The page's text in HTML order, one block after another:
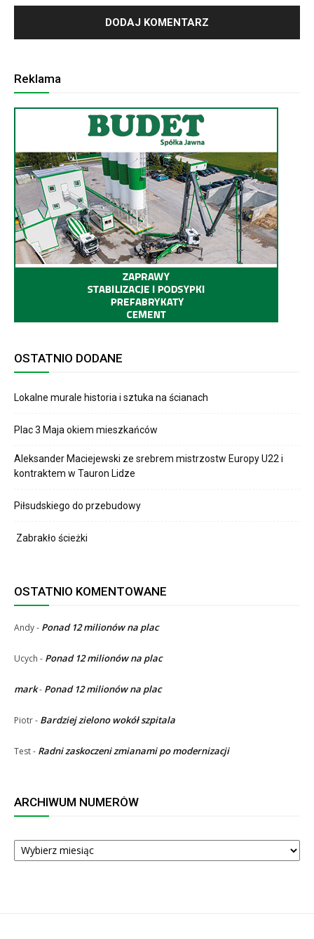
Reklama
OSTATNIO DODANE
Lokalne murale historia i sztuka na ścianach
Plac 3 Maja okiem mieszkańców
Aleksander Maciejewski ze srebrem mistrzostw Europy U22 i
kontraktem w Tauron Lidze
Piłsudskiego do przebudowy
Zabrakło ścieżki
OSTATNIO KOMENTOWANE
Andy- Ponad 12 milionów na plac
Ucych - Ponad 12 milionów na plac
mark- Ponad 12 milionów na plac
Piotr- Bardziej zielono wokół szpitala
Test- Radni zaskoczeni zmianami po modernizacji
ARCHIWUM NUMERÓW
ARCHIWUM
NUMERÓW